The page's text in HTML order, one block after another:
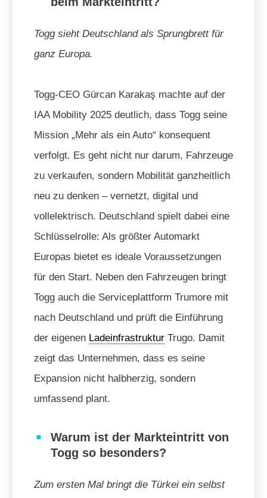
Togg sieht Deutschland als Sprungbrett für
ganz Europa.
Togg-CEO Gürcan Karakaş machte auf der
IAA Mobility 2025 deutlich, dass Togg seine
Mission „Mehr als ein Auto“ konsequent
verfolgt. Es geht nicht nur darum, Fahrzeuge
zu verkaufen, sondern Mobilität ganzheitlich
neu zu denken – vernetzt, digital und
vollelektrisch. Deutschland spielt dabei eine
Schlüsselrolle: Als größter Automarkt
Europas bietet es ideale Voraussetzungen
für den Start. Neben den Fahrzeugen bringt
Togg auch die Serviceplattform Trumore mit
nach Deutschland und prüft die Einführung
der eigenen Ladeinfrastruktur Trugo. Damit
zeigt das Unternehmen, dass es seine
Expansion nicht halbherzig, sondern
umfassend plant.
Warum ist der Markteintritt von
Togg so besonders?
Zum ersten Mal bringt die Türkei ein selbst